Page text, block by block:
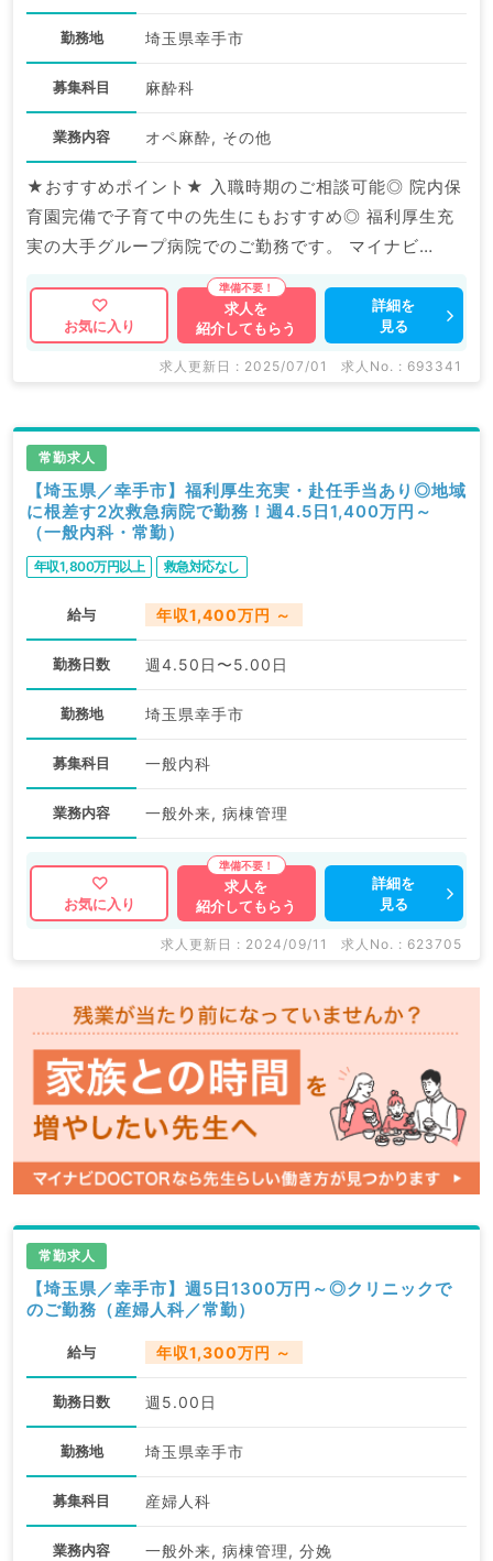
勤務地 埼玉県幸手市
募集科目 麻酔科
業務内容 オペ麻酔, その他
★おすすめポイント★ 入職時期のご相談可能◎ 院内保
育園完備で子育て中の先生にもおすすめ◎ 福利厚生充
実の大手グループ病院でのご勤務です。 マイナビ
DOCTORでは病院やクリニックなどの医療機関求人は
もちろんのこと、 産業医等の企業系求人も多数扱って
います。 求人内容の詳細等はお気軽にお問合せ下さ
お気に入り
求人を
紹介してもらう
詳細を
見る
求人更新日 : 2025/07/01 求人No. : 693341
常勤求人
【埼玉県／幸手市】福利厚生充実・赴任手当あり◎地域
に根差す2次救急病院で勤務！週4.5日1,400万円～
（一般内科・常勤）
年収1,800万円以上 救急対応なし
給与 年収1,400万円 ～
勤務日数 週4.50日〜5.00日
勤務地 埼玉県幸手市
募集科目 一般内科
業務内容 一般外来, 病棟管理
お気に入り
求人を
紹介してもらう
詳細を
見る
求人更新日 : 2024/09/11 求人No. : 623705
常勤求人
【埼玉県／幸手市】週5日1300万円～◎クリニックで
のご勤務（産婦人科／常勤）
給与 年収1,300万円 ～
勤務日数 週5.00日
勤務地 埼玉県幸手市
募集科目 産婦人科
業務内容 一般外来, 病棟管理, 分娩